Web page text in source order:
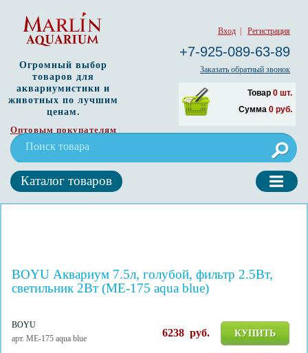
Вход Регистрация
+7-925-089-63-89
Заказать обратный звонок
Товар 0 шт.
Сумма 0 руб.
Огромный выбор
товаров для
аквариумистики и
животных по лучшим
ценам.
Оптовым покупателям
Каталог товаров
BOYU Аквариум 7.5л, голубой, фильтр 2.5Вт,
светильник 2Вт (ME-175 aqua blue)
BOYU
арт. ME-175 aqua blue
КУПИТЬ
6238 руб.